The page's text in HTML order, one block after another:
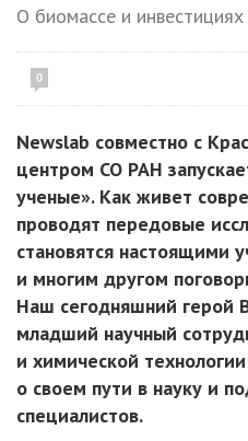
О биомассе и
0
Newslab совместно с
центром СО РАН
ученые». Как живет
проводят передовые
становятся настоящими
и многим другом
Наш сегодняшний герой
младший научный
и химической
о своем пути в науку и
специалистов.